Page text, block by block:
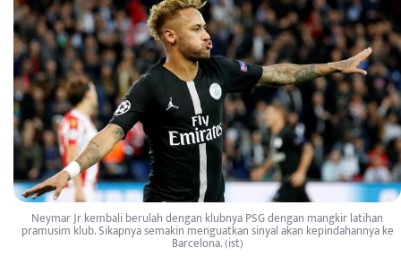
Neymar Jr kembali berulah dengan klubnya PSG dengan mangkir latihan
pramusim klub. Sikapnya semakin menguatkan sinyal akan kepindahannya ke
Barcelona. (ist)